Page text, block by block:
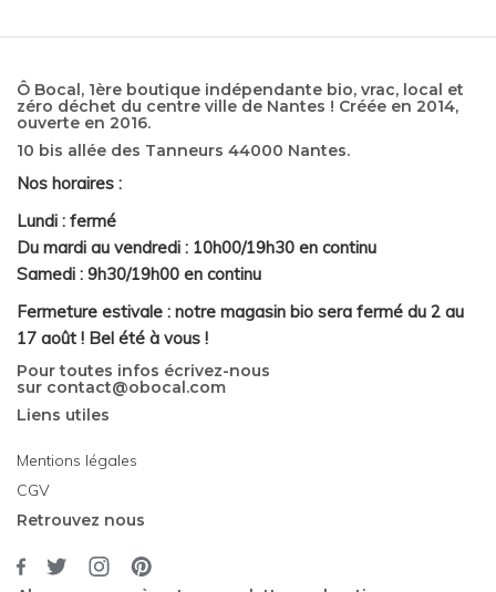
Ô Bocal, 1ère boutique indépendante bio, vrac, local et
zéro déchet du centre ville de Nantes ! Créée en 2014,
ouverte en 2016.
10 bis allée des Tanneurs 44000 Nantes.
Nos horaires :
Lundi : fermé
Du mardi au vendredi : 10h00/19h30 en continu
Samedi : 9h30/19h00 en continu
Fermeture estivale : notre magasin bio sera fermé du 2 au
17 août ! Bel été à vous !
Pour toutes infos écrivez-nous
sur contact@obocal.com
Liens utiles
Mentions légales
CGV
Retrouvez nous